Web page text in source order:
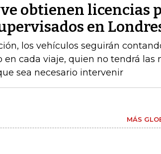
obtienen licencias
​​en
los vehículos seguirán
en cada viaje, quien no tendrá las
sea necesario intervenir
MÁS